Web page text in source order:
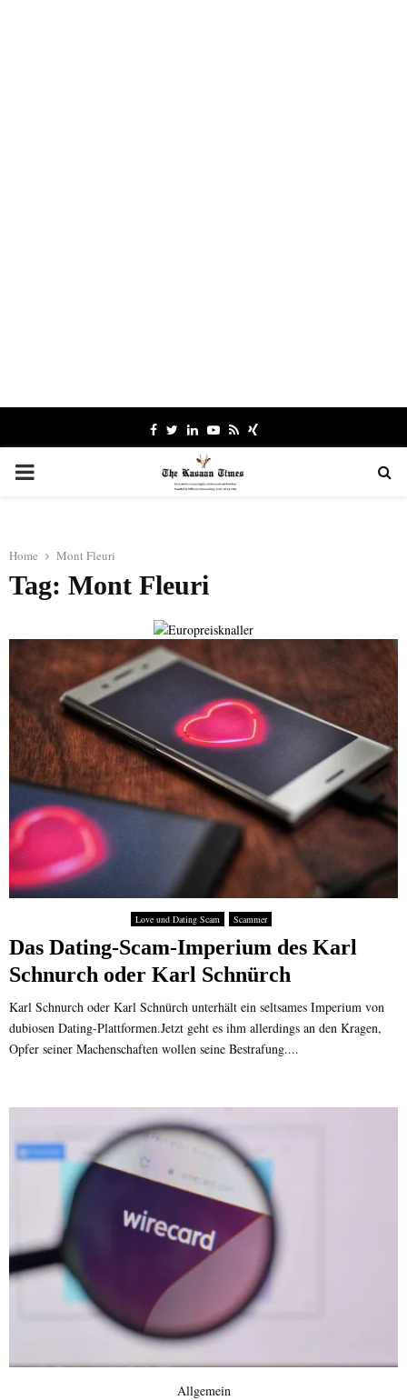
Facebook
TwitterLinkedinYoutube
RssXing
PRIMARY
Home Mont Fleuri
Tag: Mont Fleuri
Love und Dating Scam Scammer
Das Dating-Scam-Imperium des Karl
Schnurch oder Karl Schnürch
Karl Schnurch oder Karl Schnürch unterhält ein seltsames Imperium von
dubiosen Dating-Plattformen.Jetzt geht es ihm allerdings an den Kragen,
Opfer seiner Machenschaften wollen seine Bestrafung....
Allgemein